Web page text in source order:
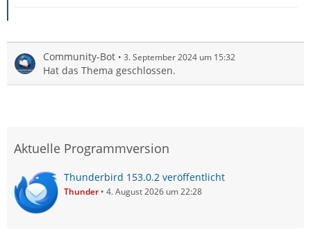
Community-Bot 3. September 2024 um 15:32
Hat das Thema geschlossen.
Aktuelle Programmversion
Thunderbird 153.0.2 veröffentlicht
Thunder 4. August 2026 um 22:28